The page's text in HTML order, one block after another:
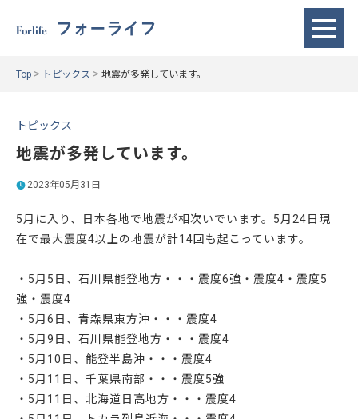
Forlife フォーライフ
Top > トピックス > 地震が多発しています。
トピックス
地震が多発しています。
2023年05月31日
5月に入り、日本各地で地震が相次いでいます。5月24日現
在で最大震度4以上の地震が計14回も起こっています。
・5月5日、石川県能登地方・・・震度6強・震度4・震度5
強・震度4
・5月6日、青森県東方沖・・・震度4
・5月9日、石川県能登地方・・・震度4
・5月10日、能登半島沖・・・震度4
・5月11日、千葉県南部・・・震度5強
・5月11日、北海道日高地方・・・震度4